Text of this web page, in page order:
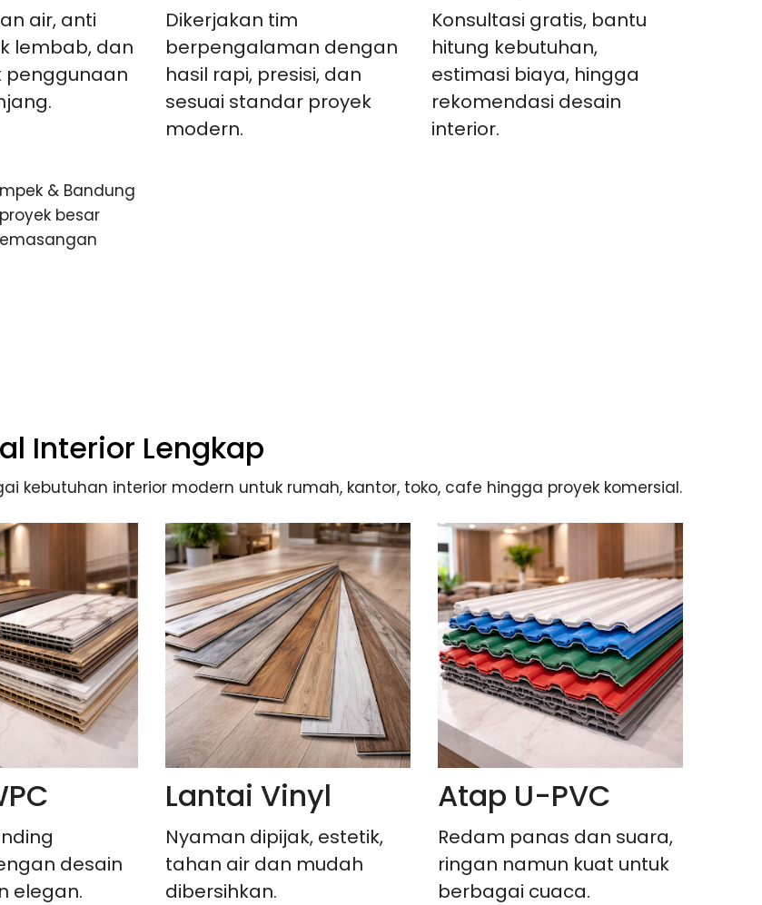
air, anti
lembab, dan
penggunaan
Dikerjakan tim
berpengalaman dengan
hasil rapi, presisi, dan
sesuai standar proyek
modern.
Konsultasi gratis, bantu
hitung kebutuhan,
estimasi biaya, hingga
rekomendasi desain
interior.
& Bandung
besar
Interior Lengkap
kebutuhan interior modern untuk rumah, kantor, toko, cafe hingga proyek komersial.
desain
elegan.
Lantai Vinyl
Nyaman dipijak, estetik,
tahan air dan mudah
dibersihkan.
Atap U-PVC
Redam panas dan suara,
ringan namun kuat untuk
berbagai cuaca.